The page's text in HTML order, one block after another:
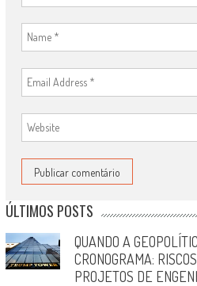
ÚLTIMOS POSTS
QUANDO A
CRONOGRAMA:
PROJETOS DE